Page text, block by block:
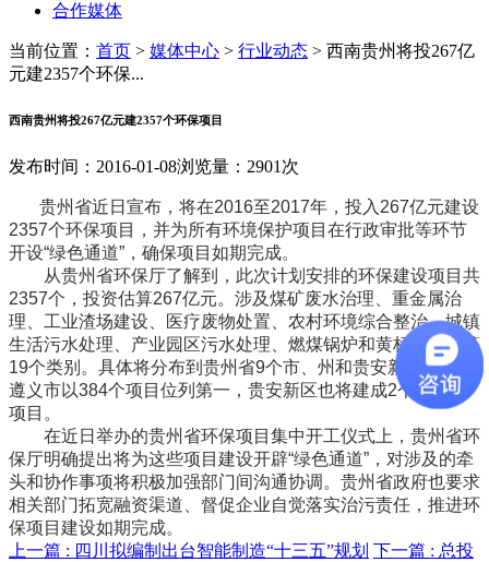
合作媒体
当前位置： 首页 > 媒体中心 > 行业动态 > 西南贵州将投267亿
元建2357个环保...
西南贵州将投267亿元建2357个环保项目
发布时间：2016-01-08浏览量：2901次
贵州省近日宣布，将在2016至2017年，投入267亿元建设
2357个环保项目，并为所有环境保护项目在行政审批等环节
开设“绿色通道”，确保项目如期完成。
从贵州省环保厅了解到，此次计划安排的环保建设项目共
2357个，投资估算267亿元。涉及煤矿废水治理、重金属治
理、工业渣场建设、医疗废物处置、农村环境综合整治、城镇
生活污水处理、产业园区污水处理、燃煤锅炉和黄标车淘汰等
19个类别。具体将分布到贵州省9个市、州和贵安新区，其中
遵义市以384个项目位列第一，贵安新区也将建成2个环保新
项目。
在近日举办的贵州省环保项目集中开工仪式上，贵州省环
保厅明确提出将为这些项目建设开辟“绿色通道”，对涉及的牵
头和协作事项将积极加强部门间沟通协调。贵州省政府也要求
相关部门拓宽融资渠道、督促企业自觉落实治污责任，推进环
保项目建设如期完成。
上一篇 : 四川拟编制出台智能制造“十三五”规划 下一篇 : 总投